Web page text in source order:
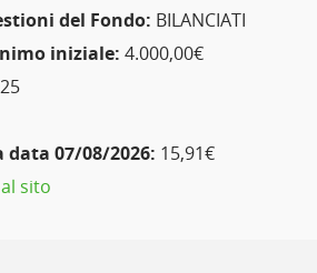
del Fondo: BILANCIATI
iniziale: 4.000,00€
07/08/2026: 15,91€
sito